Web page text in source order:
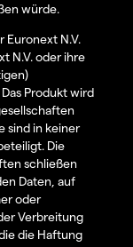
würde.
N.V.
N.V. oder ihre
Produkt wird
sind in keiner
Die
schließen
Daten, auf
oder
Verbreitung
die Haftung